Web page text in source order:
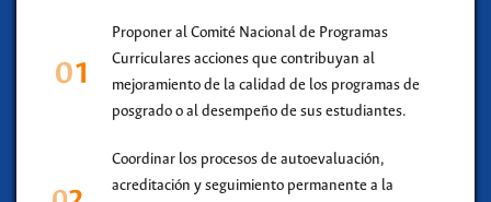
Proponer al Comité Nacional de Programas
Curriculares acciones que contribuyan al
mejoramiento de la calidad de los programas de
posgrado o al desempeño de sus estudiantes.
Coordinar los procesos de autoevaluación,
acreditación y seguimiento permanente a la